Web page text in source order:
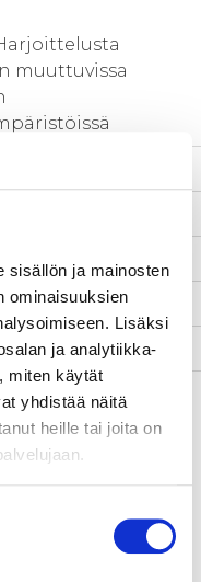
sisällön ja mainosten
ominaisuuksien
Lisäksi
ja analytiikka-
miten käytät
yhdistää näitä
heille tai joita on
muuttuvissa
tavoitteena on
ja